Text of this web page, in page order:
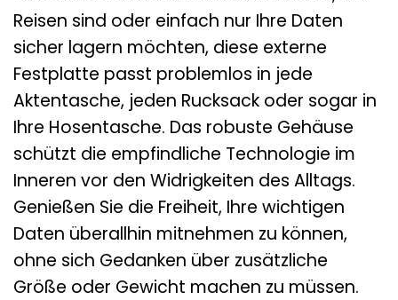
Reisen sind oder einfach nur Ihre Daten
sicher lagern möchten, diese externe
Festplatte passt problemlos in jede
Aktentasche, jeden Rucksack oder sogar in
Ihre Hosentasche. Das robuste Gehäuse
schützt die empfindliche Technologie im
Inneren vor den Widrigkeiten des Alltags.
Genießen Sie die Freiheit, Ihre wichtigen
Daten überallhin mitnehmen zu können,
ohne sich Gedanken über zusätzliche
Größe oder Gewicht machen zu müssen.